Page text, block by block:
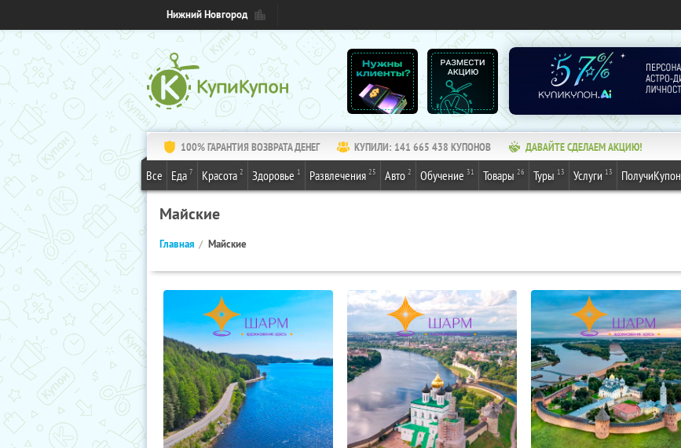
Нижний Новгород
100% ГАРАНТИЯ ВОЗВРАТА ДЕНЕГ КУПИЛИ: 141 665 438 КУПОНОВ ДАВАЙТЕ СДЕЛАЕМ АКЦИЮ!
Все Еда 7 Красота 2 Здоровье 1 Развлечения 25 Авто 2 Обучение 31 Товары 26 Туры 13 Услуги 13 ПолучиКупон
Майские
Главная Майские